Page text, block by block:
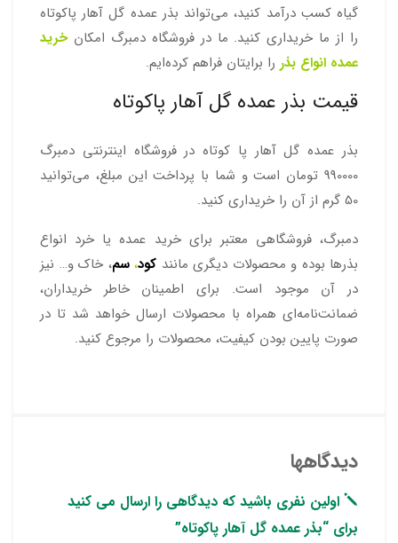
گیاه کسب درآمد کنید، می‌تواند بذر عمده گل آهار پاکوتاه
را از ما خریداری کنید. ما در فروشگاه دمبرگ امکانخرید
عمده انواع بذر را برایتان فراهم کرده‌ایم.
قیمت بذر عمده گل آهار پاکوتاه
بذر عمده گل آهار پا کوتاه در فروشگاه اینترنتی دمبرگ
990000 تومان است و شما با پرداخت این مبلغ، می‌توانید
50 گرم از آن را خریداری کنید.
دمبرگ، فروشگاهی معتبر برای خرید عمده یا خرد انواع
بذرها بوده و محصولات دیگری مانند کود،سم، خاک و… نیز
در آن موجود است. برای اطمینان خاطر خریداران،
ضمانت‌نامه‌ای همراه با محصولات ارسال خواهد شد تا در
صورت پایین بودن کیفیت، محصولات را مرجوع کنید.
دیدگاهها
اولین نفری باشید که دیدگاهی را ارسال می کنید
برای “بذر عمده گل آهار پاکوتاه”